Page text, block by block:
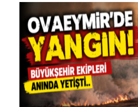
Kripto Para
Namaz Vakitleri
Nöbetçi Eczaneler